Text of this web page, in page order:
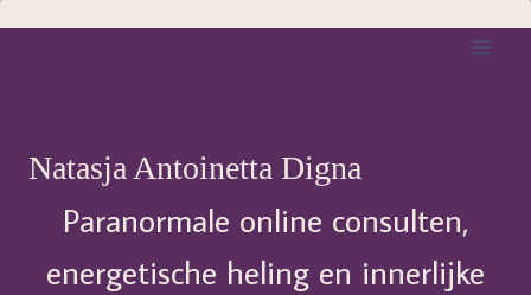
Natasja Antoinetta Digna
Paranormale online consulten,
energetische heling en innerlijke